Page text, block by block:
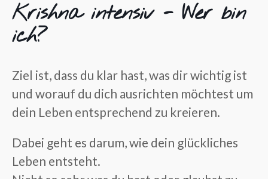
Krishna intensiv - Wer bin
ich?
Ziel ist, dass du klar hast, was dir wichtig ist
und worauf du dich ausrichten möchtest um
dein Leben entsprechend zu kreieren.
Dabei geht es darum,wie dein glückliches
Leben entsteht.